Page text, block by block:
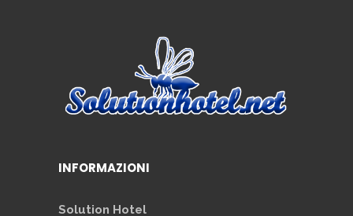
INFORMAZIONI
Solution Hotel